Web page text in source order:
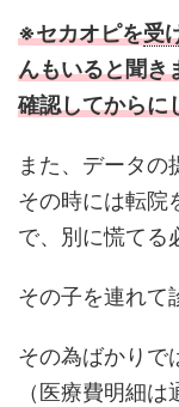
※セカオピを受
んもいると聞き
確認してからに
また、データの
その時には転院
で、別に慌てる
その子を連れて
その為ばかりで
（医療費明細